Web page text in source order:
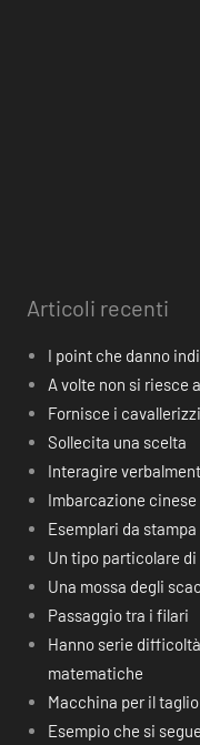
Articoli recenti
I point che danno
A volte non si riesce
Fornisce i cavallerizzi
Sollecita una scelta
Interagire
Imbarcazione
Esemplari da stampa
Un tipo particolare
Una mossa degli
Passaggio tra i filari
Hanno serie
matematiche
Macchina per il
Esempio che si